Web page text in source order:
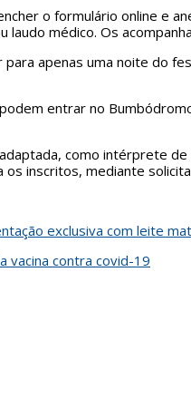
o formulário online e
laudo médico. Os
apenas uma noite do
entrar no
como intérprete
inscritos, mediante
exclusiva com leite
vacina contra covid-19